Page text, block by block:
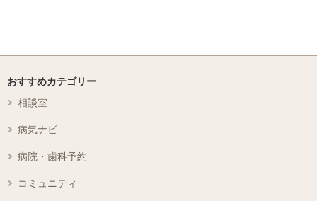
おすすめカテゴリー
相談室
病気ナビ
病院・歯科予約
コミュニティ